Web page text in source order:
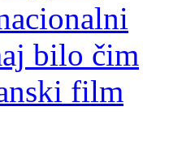
bilo čim
film